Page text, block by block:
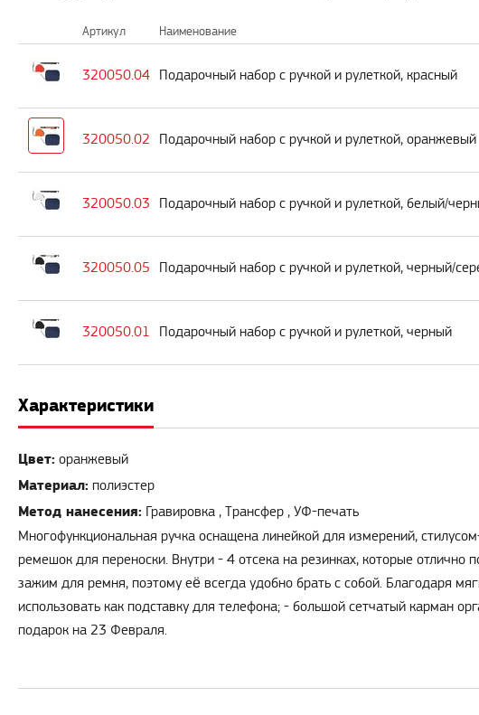
Артикул Наименование
320050.04 Подарочный набор с ручкой и рулеткой, красный
320050.02 Подарочный набор с ручкой и рулеткой, оранжевый
320050.03 Подарочный набор с ручкой и рулеткой, белый/
320050.05 Подарочный набор с ручкой и рулеткой, черный/
320050.01 Подарочный набор с ручкой и рулеткой, черный
Характеристики
Цвет: оранжевый
Материал: полиэстер
Метод нанесения: Гравировка , Трансфер , УФ-печать
Многофункциональная ручка оснащена линейкой для измерений,
ремешок для переноски. Внутри - 4 отсека на резинках, которые
зажим для ремня, поэтому её всегда удобно брать с собой. Благодаря
использовать как подставку для телефона; - большой сетчатый карман
подарок на 23 Февраля.